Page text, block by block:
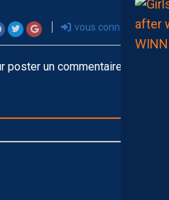
vous connecter
poster un commentaire